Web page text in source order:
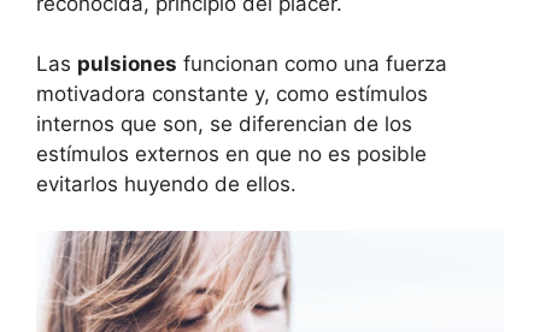
Las pulsiones funcionan como una fuerza
motivadora constante y, como estímulos
internos que son, se diferencian de los
estímulos externos en que no es posible
evitarlos huyendo de ellos.